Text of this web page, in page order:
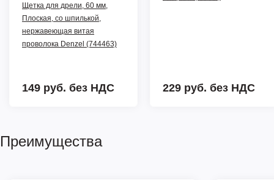
Щетка для дрели, 60 мм,
Плоская, со шпилькой,
нержавеющая витая
проволока Denzel (744463)
149 руб. без НДС 229 руб. без НДС
Преимущества